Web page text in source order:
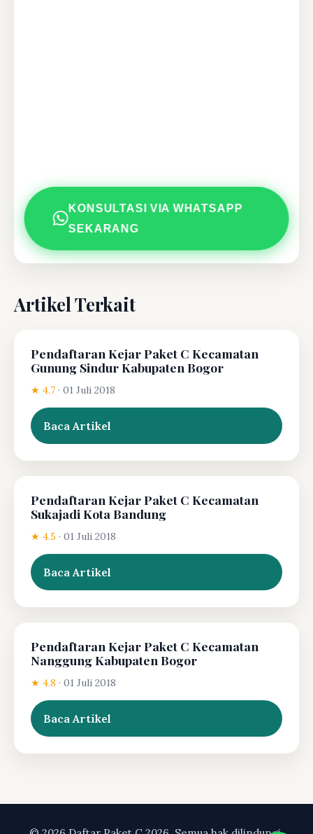
KONSULTASI VIA WHATSAPP
SEKARANG
Artikel Terkait
Pendaftaran Kejar Paket C Kecamatan
Gunung Sindur Kabupaten Bogor
★ 4.7 · 01 Juli 2018
Baca Artikel
Pendaftaran Kejar Paket C Kecamatan
Sukajadi Kota Bandung
★ 4.5 · 01 Juli 2018
Baca Artikel
Pendaftaran Kejar Paket C Kecamatan
Nanggung Kabupaten Bogor
★ 4.8 · 01 Juli 2018
Baca Artikel